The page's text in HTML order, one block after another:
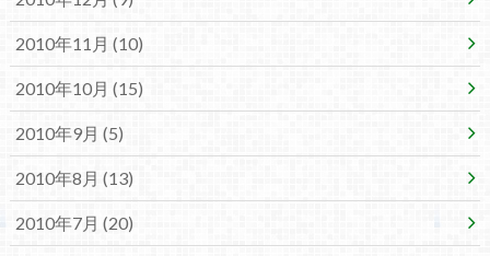
2010年11月 (10)
2010年10月 (15)
2010年9月 (5)
2010年8月 (13)
2010年7月 (20)